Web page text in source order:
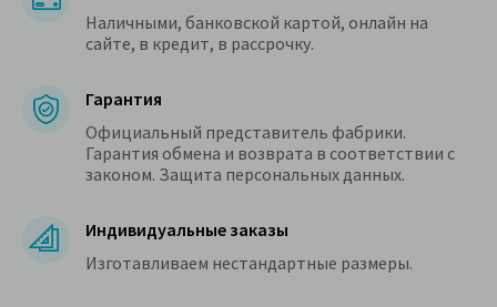
Наличными, банковской картой, онлайн на
сайте, в кредит, в рассрочку.
Гарантия
Официальный представитель фабрики.
Гарантия обмена и возврата в соответствии с
законом. Защита персональных данных.
Индивидуальные заказы
Изготавливаем нестандартные размеры.